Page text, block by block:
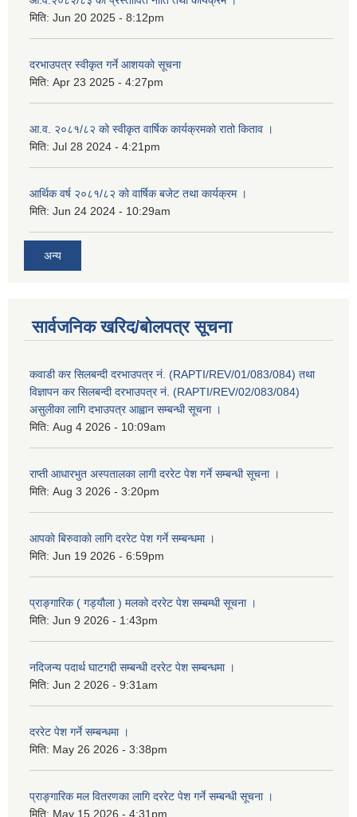
मिति: Jun 20 2025 - 8:12pm
दरभाउपत्र स्वीकृत गर्ने आशयकाे सूचना
मिति: Apr 23 2025 - 4:27pm
आ.व. २०८१/८२ को स्वीकृत वार्षिक कार्यक्रमको रातो किताव ।
मिति: Jul 28 2024 - 4:21pm
आर्थिक वर्ष २०८१/८२ को वार्षिक बजेट तथा कार्यक्रम ।
मिति: Jun 24 2024 - 10:29am
अन्य
सार्वजनिक खरिद/बोलपत्र सूचना
कवाडी कर सिलबन्दी दरभाउपत्र नं. (RAPTI/REV/01/083/084) तथा
विज्ञापन कर सिलबन्दी दरभाउपत्र नं. (RAPTI/REV/02/083/084)
असुलीका लागि दभाउपत्र आह्वान सम्बन्धी सूचना ।
मिति: Aug 4 2026 - 10:09am
राप्ती आधारभुत अस्पतालका लागी दररेट पेश गर्ने सम्बन्धी सूचना ।
मिति: Aug 3 2026 - 3:20pm
आपकाे बिरुवाकाे लागि दररेट पेश गर्ने सम्बन्धमा ।
मिति: Jun 19 2026 - 6:59pm
प्राङ्गारिक ( गड्यौला ) मलको दररेट पेश सम्बम्धी सूचना ।
मिति: Jun 9 2026 - 1:43pm
नदिजन्य पदार्थ घाटगद्दी सम्बन्धी दररेट पेश सम्बन्धमा ।
मिति: Jun 2 2026 - 9:31am
दररेट पेश गर्ने सम्बन्धमा ।
मिति: May 26 2026 - 3:38pm
प्राङ्गारिक मल वितरणका लागि दररेट पेश गर्ने सम्बन्धी सूचना ।
मिति: May 15 2026 - 4:31pm